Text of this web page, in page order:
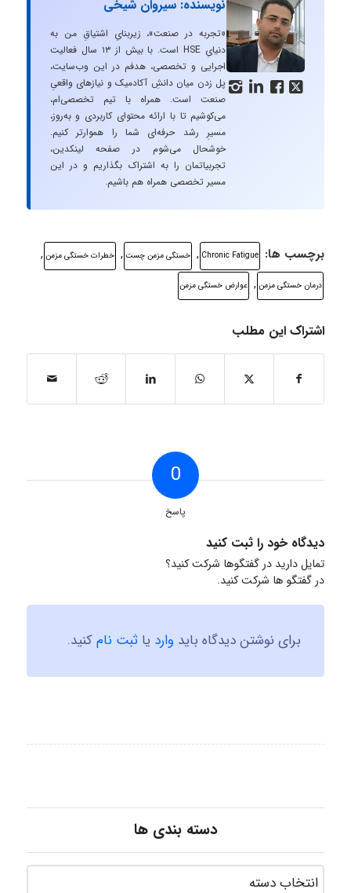
   
نویسنده: سیروان شیخی
«تجربه در صنعت»، زیربنایِ اشتیاقِ من به
دنیایِ HSE است. با بیش از ۱۳ سال فعالیت
اجرایی و تخصصی، هدفم در این وب‌سایت،
پل زدن میان دانشِ آکادمیک و نیازهای واقعیِ
صنعت است. همراه با تیم تخصصی‌ام،
می‌کوشیم تا با ارائه محتوای کاربردی و به‌روز،
مسیرِ رشد حرفه‌ای شما را هموارتر کنیم.
خوشحال می‌شوم در صفحه لینکدین،
تجربیاتمان را به اشتراک بگذاریم و در این
مسیر تخصصی همراه هم باشیم.
برچسب ها: Chronic Fatigue
, خستگی مزمن چست , خطرات خستگی مزمن ,
درمان خستگی مزمن , عوارض خستگی مزمن
اشتراک این مطلب
0
پاسخ
دیدگاه خود را ثبت کنید
تمایل دارید در گفتگوها شرکت کنید؟
در گفتگو ها شرکت کنید.
برای نوشتن دیدگاه باید وارد یا ثبت نامکنید.
دسته بندی ها